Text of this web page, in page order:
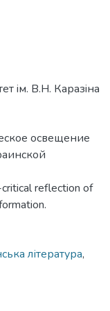
iм. В.Н. Каразiна
освещение
reflection of
література,